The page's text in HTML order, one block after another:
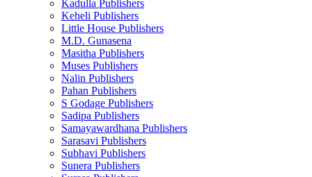
Kadulla Publishers
Keheli Publishers
Little House Publishers
M.D. Gunasena
Masitha Publishers
Muses Publishers
Nalin Publishers
Pahan Publishers
S Godage Publishers
Sadipa Publishers
Samayawardhana Publishers
Sarasavi Publishers
Subhavi Publishers
Sunera Publishers